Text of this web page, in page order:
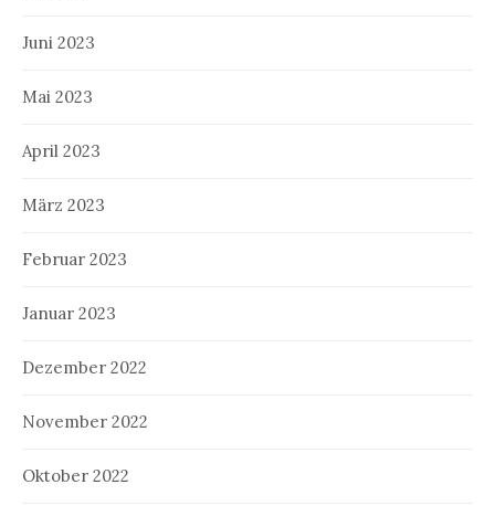
Juni 2023
Mai 2023
April 2023
März 2023
Februar 2023
Januar 2023
Dezember 2022
November 2022
Oktober 2022